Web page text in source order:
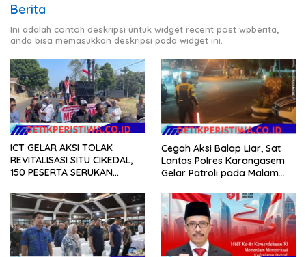
Berita
Ini adalah contoh deskripsi untuk widget recent post wpberita,
anda bisa memasukkan deskripsi pada widget ini.
ICT GELAR AKSI TOLAK
REVITALISASI SITU CIKEDAL,
150 PESERTA SERUKAN
Cegah Aksi Balap Liar, Sat
Lantas Polres Karangasem
Gelar Patroli pada Malam